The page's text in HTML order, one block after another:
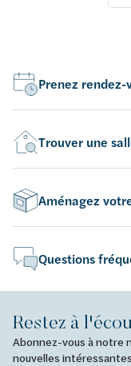
Prenez rendez-
Trouver une
Aménagez
Questions
Restez à
Abonnez-vous à notre
nouvelles